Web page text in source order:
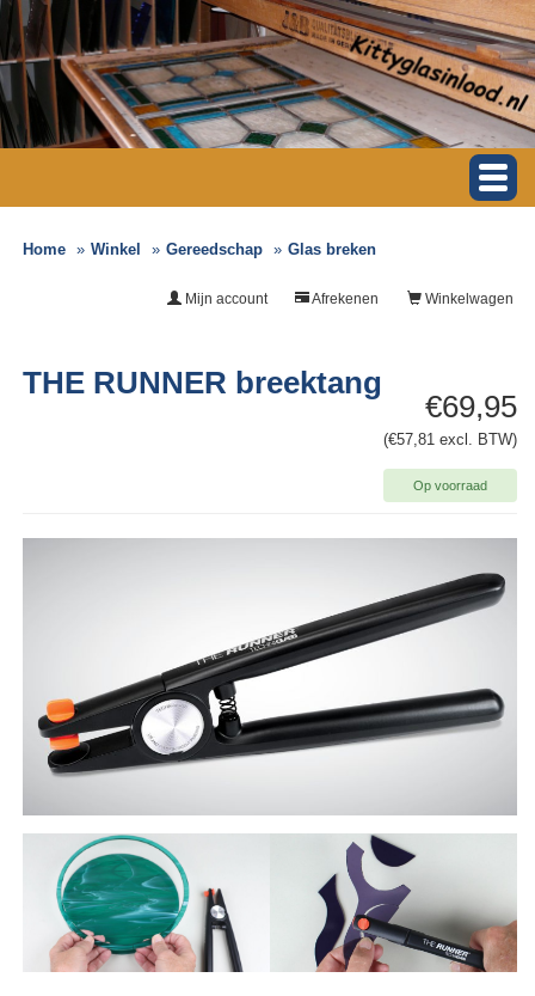
Home Winkel Gereedschap Glas breken
Winkelwagen
Afrekenen
Mijn account
€69,95
(€57,81 excl. BTW)
Op voorraad
THE RUNNER breektang